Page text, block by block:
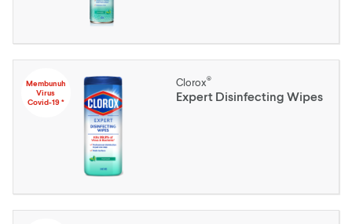
Membunuh
Virus
Covid-19 *
Clorox®
Expert Disinfecting Wipes